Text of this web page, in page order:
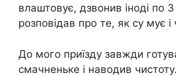
влаштовує, дзвонив іноді по
розповідав про те, як су мує і
До мого приїзду завжди
смачненьке і наводив